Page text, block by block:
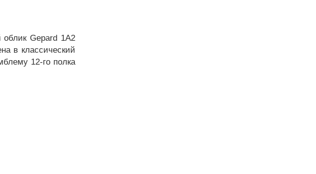
Gepard 1A2
в классический
12-го полка